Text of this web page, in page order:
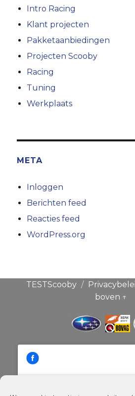
Intro Racing
Klant projecten
Pakketaanbiedingen
Projecten Scooby
Racing
Tuning
Werkplaats
META
Inloggen
Berichten feed
Reacties feed
WordPress.org
TESTScooby
boven ↑